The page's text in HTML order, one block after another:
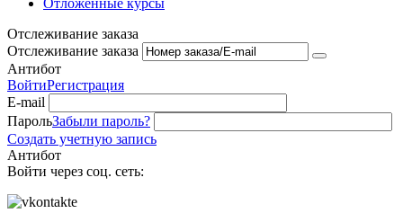
Отложенные курсы
Отслеживание заказа
Отслеживание заказа
Антибот
ВойтиРегистрация
E-mail
ПарольЗабыли пароль?
Создать учетную запись
Антибот
Войти через соц. сеть: